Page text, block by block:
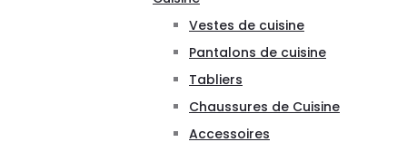
Vestes de cuisine
Pantalons de cuisine
Tabliers
Chaussures de Cuisine
Accessoires